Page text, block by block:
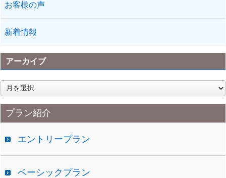
お客様の声
新着情報
アーカイブ
ア
ー
カ
イプラン紹介
エントリープラン
ベーシックプラン